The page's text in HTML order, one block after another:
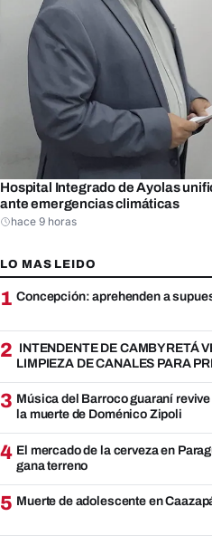
Hospital Integrado de Ayolas
ante emergencias climáticas
hace 9 horas
LO MAS LEIDO
1 Concepción: aprehenden a
2 INTENDENTE DE CAMBYRETÁ
LIMPIEZA DE CANALES PARA
3 Música del Barroco guaraní
la muerte de Doménico Zipoli
4 El mercado de la cerveza en
gana terreno
5 Muerte de adolescente en